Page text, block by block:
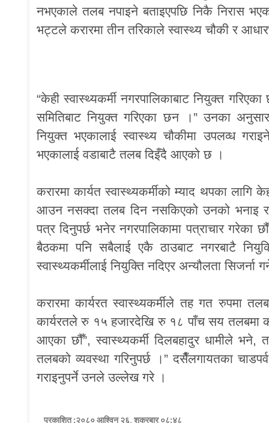
नभएकाले तलब नपाइने बताइएपछि निकै निरास
भट्टले करारमा तीन तरिकाले स्वास्थ्य चौकी र
“केही स्वास्थ्यकर्मी नगरपालिकाबाट नियुक्त
समितिबाट नियुक्त गरिएका छन ।” उनका
नियुक्त भएकालाई स्वास्थ्य चौकीमा उपलव्ध
भएकालाई वडाबाटै तलब दिइँदै आएको छ ।
करारमा कार्यत स्वास्थ्यकर्मीको म्याद थपका
आउन नसक्दा तलब दिन नसकिएको उनको भनाइ
पत्र दिनुपर्छ भनेर नगरपालिकामा पत्राचार गरेका
बैठकमा पनि सबैलाई एकै ठाउबाट नगरबाटै
स्वास्थ्यकर्मीलाई नियुक्ति नदिएर अन्यौलता सिजर्ना
करारमा कार्यरत स्वास्थ्यकर्मीले तह गत रुपमा
कार्यरतले रु १५ हजारदेखि रु १८ पाँच सय तलबमा
आएका छौँ”, स्वास्थ्यकर्मी दिलबहादुर धामीले भने,
तलबको व्यवस्था गरिनुपर्छ ।” दसैँलगायतका
गराइनुपर्ने उनले उल्लेख गरे ।
प्रकाशित :२०८० आश्विन २६, शुक्रबार ०८:४८